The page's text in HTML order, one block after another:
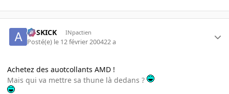
ASSKICK INpactien
Posté(e) le 12 février 200422 a
Achetez des auotcollants AMD !
Mais qui va mettre sa thune là dedans ?